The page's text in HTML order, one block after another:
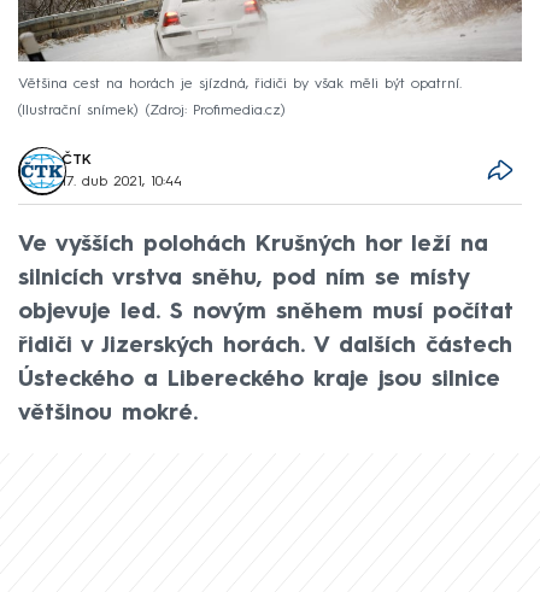
Většina cest na horách je sjízdná, řidiči by však měli být opatrní.
(Ilustrační snímek)
Zdroj: Profimedia.cz
ČTK
17. dub 2021, 10:44
Ve vyšších polohách Krušných hor leží na
silnicích vrstva sněhu, pod ním se místy
objevuje led. S novým sněhem musí počítat
řidiči v Jizerských horách. V dalších částech
Ústeckého a Libereckého kraje jsou silnice
většinou mokré.